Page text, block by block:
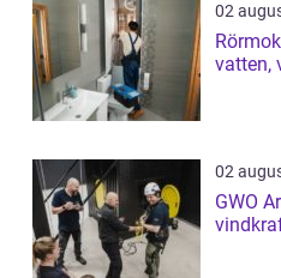
02
Rörmokare
vatten,
02
GWO